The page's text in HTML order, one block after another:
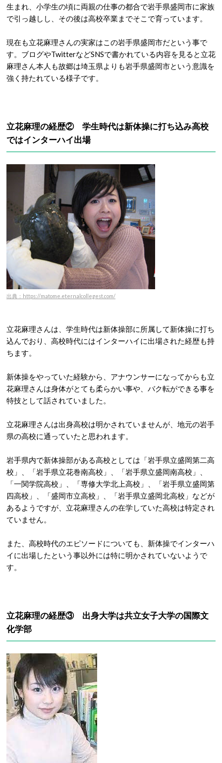
生まれ、小学生の頃に両親の仕事の都合で岩手県盛岡市に家族
で引っ越しし、その後は高校卒業までそこで育っています。
現在も立花麻理さんの実家はこの岩手県盛岡市だという事で
す。ブログやTwitterなどSNSで書かれている内容を見ると立花
麻理さん本人も故郷は埼玉県よりも岩手県盛岡市という意識を
強く持たれている様子です。
立花麻理の経歴② 学生時代は新体操に打ち込み高校
ではインターハイ出場
出典：https://matome.eternalcollegest.com/
立花麻理さんは、学生時代は新体操部に所属して新体操に打ち
込んでおり、高校時代にはインターハイに出場された経歴も持
ちます。
新体操をやっていた経験から、アナウンサーになってからも立
花麻理さんは身体がとても柔らかい事や、バク転ができる事を
特技として話されていました。
立花麻理さんは出身高校は明かされていませんが、地元の岩手
県の高校に通っていたと思われます。
岩手県内で新体操部がある高校としては「岩手県立盛岡第二高
校」、「岩手県立花巻南高校」、「岩手県立盛岡南高校」、
「一関学院高校」、「専修大学北上高校」、「岩手県立盛岡第
四高校」、「盛岡市立高校」、「岩手県立盛岡北高校」などが
あるようですが、立花麻理さんの在学していた高校は特定され
ていません。
また、高校時代のエピソードについても、新体操でインターハ
イに出場したという事以外には特に明かされていないようで
す。
立花麻理の経歴③ 出身大学は共立女子大学の国際文
化学部